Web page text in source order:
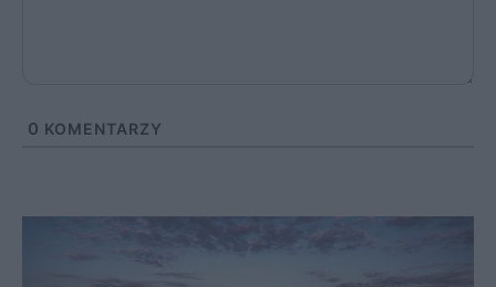
0 KOMENTARZY